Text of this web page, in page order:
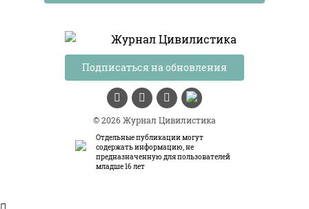
Подписаться на обновления
© 2026 Журнал Цивилистика
Отдельные публикации могут
содержать информацию, не
предназначенную для пользователей
младше 16 лет